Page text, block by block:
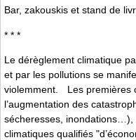
Bar, zakouskis et stand de
* * *
Le dérèglement climatique
et par les pollutions se
violemment. Les premières
l’augmentation des
sécheresses, inondations…),
climatiques qualifiés